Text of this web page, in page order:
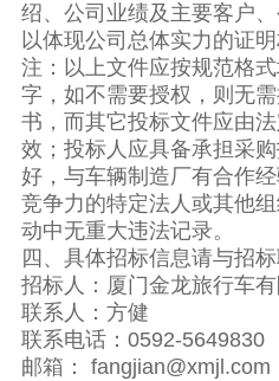
绍、公司业绩及主要客户
以体现公司总体实力的证明
注：以上文件应按规范格
字，如不需要授权，则无
书，而其它投标文件应由
效；投标人应具备承担采
好，与车辆制造厂有合作
竞争力的特定法人或其他
动中无重大违法记录。
四、具体招标信息请与招标
招标人：厦门金龙旅行车
联系人：方健
联系电话：0592-5649830
邮箱： fangjian@xmjl.com